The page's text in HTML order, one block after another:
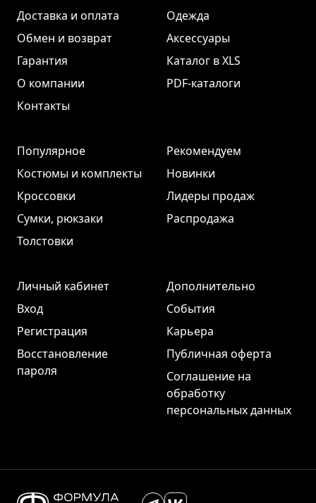
Доставка и оплата
Обмен и возврат
Гарантия
О компании
Контакты
Одежда
Аксессуары
Каталог в XLS
PDF-каталоги
Популярное
Костюмы и комплекты
Кроссовки
Сумки, рюкзаки
Толстовки
Рекомендуем
Новинки
Лидеры продаж
Распродажа
Личный кабинет
Вход
Регистрация
Восстановление
пароля
Дополнительно
События
Карьера
Публичная оферта
Соглашение на
обработку
персональных данных